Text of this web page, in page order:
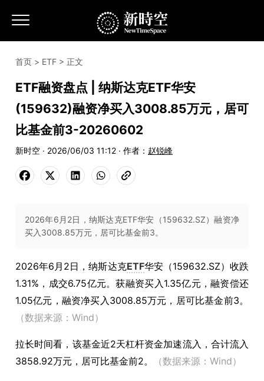
首页 > ETF > 正文
ETF融资盘点 | 纳斯达克ETF华安
(159632)融资净买入3008.85万元，居可
比基金前3-20260602
新时空 · 2026/06/03 11:12 · 作者： 赵锐峰
2026年6月2日，纳斯达克ETF华安（159632.SZ）融资净
买入3008.85万元，居可比基金前3。
2026年6月2日，纳斯达克ETF华安（159632.SZ）收跌
1.31%，成交6.75亿元。获融资买入1.35亿元，融资偿还
1.05亿元，融资净买入3008.85万元，居可比基金前3。
（数据来源：Wind）
拉长时间看，该基金近2天杠杆资金加速流入，合计流入
3858.92万元，居可比基金前2。
（数据来源：Wind）